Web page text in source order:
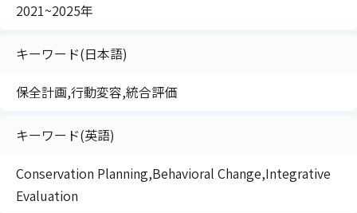
2021~2025年
キーワード(日本語)
保全計画,行動変容,統合評価
キーワード(英語)
Conservation Planning,Behavioral Change,Integrative
Evaluation